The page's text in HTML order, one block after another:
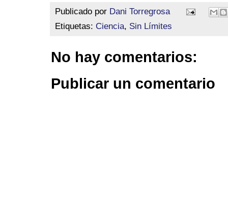
Publicado por Dani Torregrosa
Etiquetas: Ciencia, Sin Límites
No hay comentarios:
Publicar un comentario